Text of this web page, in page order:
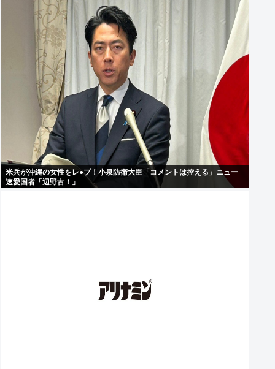
米兵が沖縄の女性をレ●プ！小泉防衛大臣「コメントは控える」ニュー
速愛国者「辺野古！」